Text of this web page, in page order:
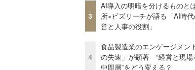
3
AI導入の明暗を分けるものと
所×ビズリーチが語る「AI時
営と人事の役割」
4
食品製造業のエンゲージメン
の失速」が顕著 “経営と現場
中間層”をどう変える？